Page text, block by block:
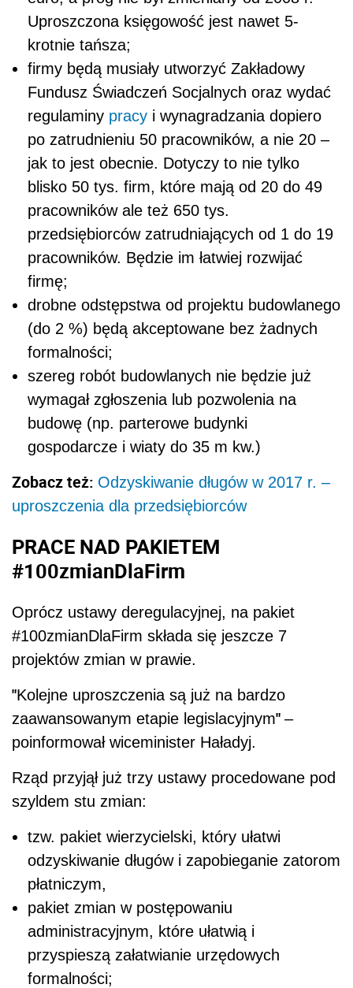
Uproszczona księgowość jest nawet 5-
krotnie tańsza;
firmy będą musiały utworzyć Zakładowy
Fundusz Świadczeń Socjalnych oraz wydać
regulaminy pracy i wynagradzania dopiero
po zatrudnieniu 50 pracowników, a nie 20 –
jak to jest obecnie. Dotyczy to nie tylko
blisko 50 tys. firm, które mają od 20 do 49
pracowników ale też 650 tys.
przedsiębiorców zatrudniających od 1 do 19
pracowników. Będzie im łatwiej rozwijać
firmę;
drobne odstępstwa od projektu budowlanego
(do 2 %) będą akceptowane bez żadnych
formalności;
szereg robót budowlanych nie będzie już
wymagał zgłoszenia lub pozwolenia na
budowę (np. parterowe budynki
gospodarcze i wiaty do 35 m kw.)
Zobacz też: Odzyskiwanie długów w 2017 r. –
uproszczenia dla przedsiębiorców
PRACE NAD PAKIETEM
#100zmianDlaFirm
Oprócz ustawy deregulacyjnej, na pakiet
#100zmianDlaFirm składa się jeszcze 7
projektów zmian w prawie.
"Kolejne uproszczenia są już na bardzo
zaawansowanym etapie legislacyjnym" –
poinformował wiceminister Haładyj.
Rząd przyjął już trzy ustawy procedowane pod
szyldem stu zmian:
tzw. pakiet wierzycielski, który ułatwi
odzyskiwanie długów i zapobieganie zatorom
płatniczym,
pakiet zmian w postępowaniu
administracyjnym, które ułatwią i
przyspieszą załatwianie urzędowych
formalności;